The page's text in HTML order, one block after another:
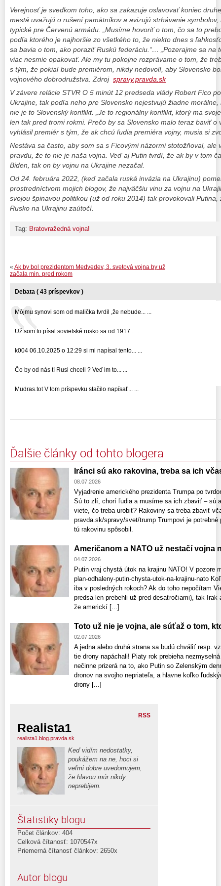
Verejnosť je svedkom toho, ako sa zakazuje oslavovať koniec
mestá uvažujú o rušení pamätníkov a avizujú strhávanie
typické pre Červenú armádu. „Musíme hovoriť o tom, čo sa to
podľa ktorého je najhoršie zo všetkého to, že niekto dnes s
sa bavia o tom, ako poraziť Ruskú federáciu.“… „Pozerajme sa na
viac nesmie opakovať. Ale my tu pokojne rozprávame o tom, že
s tým, že pokiaľ bude premiérom, nikdy nedovolí, aby Slovensko
vojnového dobrodružstva. Zdroj spravy.pravda.sk
V závere relácie STVR O 5 minút 12 predseda vlády Robert Fico
Ukrajine, tak podľa neho pre Slovensko nejestvujú žiadne
nie je to Slovenský konflikt. „Je to regionálny konflikt, ktorý ma
len tak pred tromi rokmi. Prečo by sa Slovensko malo teraz baviť o
vyhlásil premiér s tým, že ak chcú ľudia premiéra vojny, musia si
Nestáva sa často, aby som sa s Ficovými názormi stotožňoval, ale
pravdu, že to nie je naša vojna. Veď aj Putin tvrdí, že ak by v tom
Biden, tak on by vojnu na Ukrajine nezačal.
Od 24. februára 2022, (keď začala ruská invázia na Ukrajinu)
prostredníctvom mojich blogov, že najväčšiu vinu za vojnu na
svojou špinavou politikou (už od roku 2014) tak provokovali
Rusko na Ukrajinu zaútočí.
Tag: Bratovražedná vojna!
« Ak by bol prezidentom Medvedev, 3. svetová vojna by už
začala min. pred rokom
Debata ( 43 príspevkov )
Môjmu synovi som od malička tvrdil ,že nebude... ...
Už som to písal sovietské rusko sa od 1917... ...
k004 06.10.2025 o 12:29 si mi napísal tento... ...
Čo by od nás tí Rusi chceli ? Veď im to... ...
Mudras.tot V tom príspevku stačilo napísať... ...
Ďalšie články od tohto blogera
Iránci sú ako rakovina, treba sa ich
08.07.2026
Vyjadrenie amerického prezidenta Trumpa po
Sú to zlí, chorí ľudia a musíme sa ich zbaviť – sú
viete, čo treba urobiť? Rakoviny sa treba zbaviť
pravda.sk/spravy/svet/trump Trumpovi je
tú rakovinu spôsobil.
Američanom a NATO už nestačí vojna
04.07.2026
Putin vraj chystá útok na krajinu NATO! V
plan-odhaleny-putin-chysta-utok-na-krajinu-nato
iba v posledných rokoch? Ak do toho nepočítam
predsa len prebehli už pred desaťročiami), tak
že americkí [...]
Toto už nie je vojna, ale súťaž o tom,
02.07.2026
A jedna alebo druhá strana sa budú chváliť resp.
tie drony napáchali! Piaty rok prebieha
nečinne prizerá na to, ako Putin so Zelenským
dronov na svojho nepriateľa, a hlavne koľko
drony [...]
RSS
Realista1
realista1.blog.pravda.sk
Keď vidím nedostatky,
poukážem na ne, hoci si
veľmi dobre uvedomujem,
že hlavou múr nikdy
neprebijem.
Štatistiky blogu
Počet článkov: 404
Celková čítanosť: 1070547x
Priemerná čítanosť článkov: 2650x
Autor blogu